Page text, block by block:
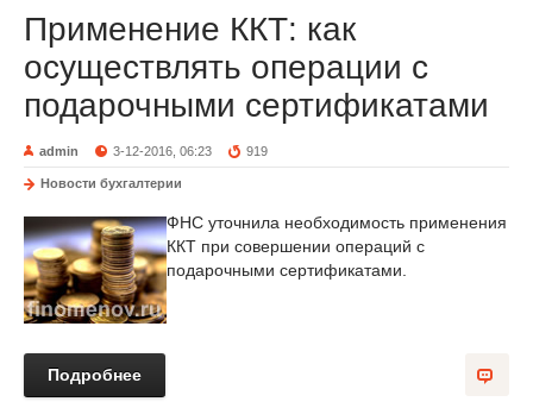
Применение ККТ: как
осуществлять операции с
подарочными сертификатами
admin 3-12-2016, 06:23 919
Новости бухгалтерии
ФНС уточнила необходимость применения
ККТ при совершении операций с
подарочными сертификатами.
Подробнее